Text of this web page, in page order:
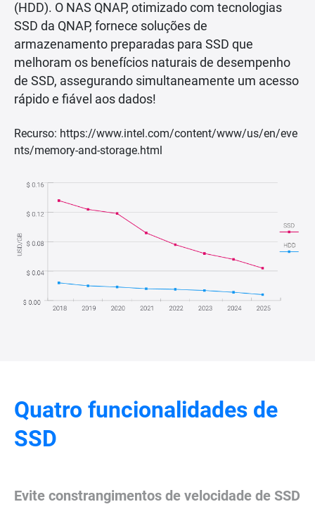
(HDD). O NAS QNAP, otimizado com tecnologias
SSD da QNAP, fornece soluções de
armazenamento preparadas para SSD que
melhoram os benefícios naturais de desempenho
de SSD, assegurando simultaneamente um acesso
rápido e fiável aos dados!
Recurso: https://www.intel.com/content/www/us/en/eve
nts/memory-and-storage.html
Quatro funcionalidades de
SSD
Evite constrangimentos de velocidade de SSD